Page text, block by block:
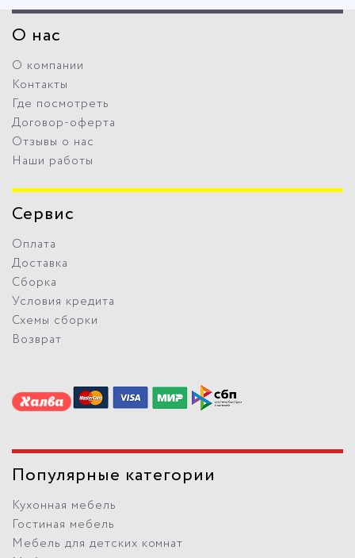
О нас
О компании
Контакты
Где посмотреть
Договор-оферта
Отзывы о нас
Наши работы
Сервис
Оплата
Доставка
Сборка
Условия кредита
Схемы сборки
Возврат
Популярные категории
Кухонная мебель
Гостиная мебель
Мебель для детских комнат